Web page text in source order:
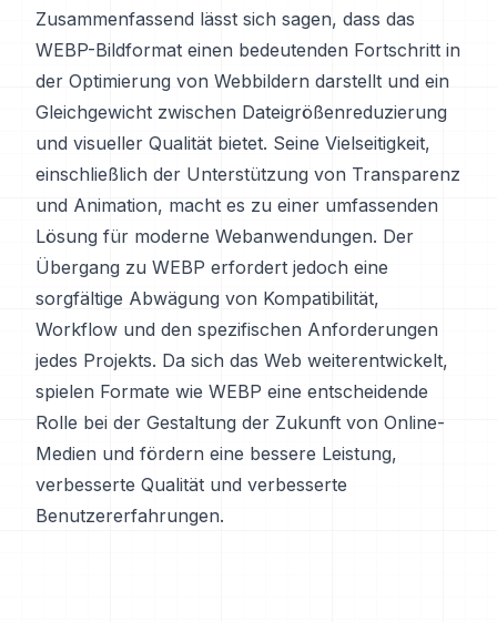
Zusammenfassend lässt sich sagen, dass das
WEBP-Bildformat einen bedeutenden Fortschritt in
der Optimierung von Webbildern darstellt und ein
Gleichgewicht zwischen Dateigrößenreduzierung
und visueller Qualität bietet. Seine Vielseitigkeit,
einschließlich der Unterstützung von Transparenz
und Animation, macht es zu einer umfassenden
Lösung für moderne Webanwendungen. Der
Übergang zu WEBP erfordert jedoch eine
sorgfältige Abwägung von Kompatibilität,
Workflow und den spezifischen Anforderungen
jedes Projekts. Da sich das Web weiterentwickelt,
spielen Formate wie WEBP eine entscheidende
Rolle bei der Gestaltung der Zukunft von Online-
Medien und fördern eine bessere Leistung,
verbesserte Qualität und verbesserte
Benutzererfahrungen.